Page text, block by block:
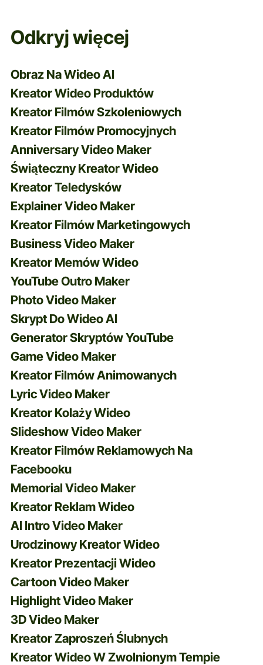
Odkryj więcej
Obraz Na Wideo AI
Kreator Wideo Produktów
Kreator Filmów Szkoleniowych
Kreator Filmów Promocyjnych
Anniversary Video Maker
Świąteczny Kreator Wideo
Kreator Teledysków
Explainer Video Maker
Kreator Filmów Marketingowych
Business Video Maker
Kreator Memów Wideo
YouTube Outro Maker
Photo Video Maker
Skrypt Do Wideo AI
Generator Skryptów YouTube
Game Video Maker
Kreator Filmów Animowanych
Lyric Video Maker
Kreator Kolaży Wideo
Slideshow Video Maker
Kreator Filmów Reklamowych Na
Facebooku
Memorial Video Maker
Kreator Reklam Wideo
AI Intro Video Maker
Urodzinowy Kreator Wideo
Kreator Prezentacji Wideo
Cartoon Video Maker
Highlight Video Maker
3D Video Maker
Kreator Zaproszeń Ślubnych
Kreator Wideo W Zwolnionym Tempie